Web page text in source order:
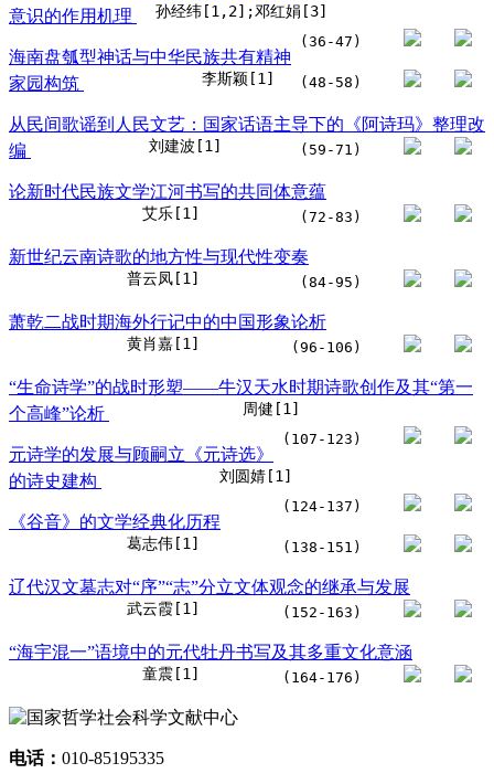
意识的作用机理
孙经纬[1,2];邓红娟[3]
(36-47)
海南盘瓠型神话与中华民族共有精神
家园构筑
李斯颖[1] (48-58)
从民间歌谣到人民文艺：国家话语主导下的《阿诗玛》整理改
编
刘建波[1] (59-71)
论新时代民族文学江河书写的共同体意蕴
艾乐[1] (72-83)
新世纪云南诗歌的地方性与现代性变奏
普云凤[1] (84-95)
萧乾二战时期海外行记中的中国形象论析
黄肖嘉[1] (96-106)
“生命诗学”的战时形塑——牛汉天水时期诗歌创作及其“第一
个高峰”论析
周健[1]
(107-123)
元诗学的发展与顾嗣立《元诗选》
的诗史建构
刘圆婧[1]
(124-137)
《谷音》的文学经典化历程
葛志伟[1] (138-151)
辽代汉文墓志对“序”“志”分立文体观念的继承与发展
武云霞[1] (152-163)
“海宇混一”语境中的元代牡丹书写及其多重文化意涵
童震[1] (164-176)
电话： 010-85195335